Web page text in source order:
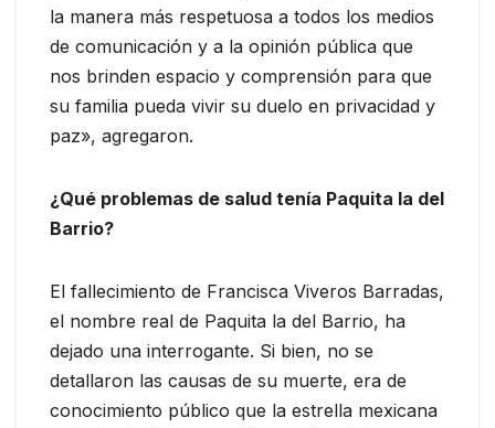
la manera más respetuosa a todos los medios
de comunicación y a la opinión pública que
nos brinden espacio y comprensión para que
su familia pueda vivir su duelo en privacidad y
paz», agregaron.
¿Qué problemas de salud tenía Paquita la del
Barrio?
El fallecimiento de Francisca Viveros Barradas,
el nombre real de Paquita la del Barrio, ha
dejado una interrogante. Si bien, no se
detallaron las causas de su muerte, era de
conocimiento público que la estrella mexicana